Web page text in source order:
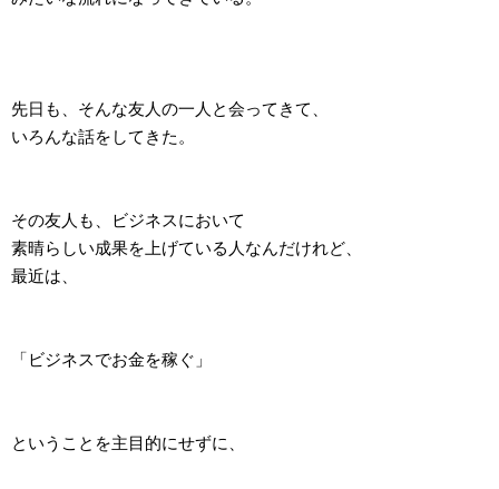
先日も、そんな友人の一人と会ってきて、
いろんな話をしてきた。
その友人も、ビジネスにおいて
素晴らしい成果を上げている人なんだけれど、
最近は、
「ビジネスでお金を稼ぐ」
ということを主目的にせずに、